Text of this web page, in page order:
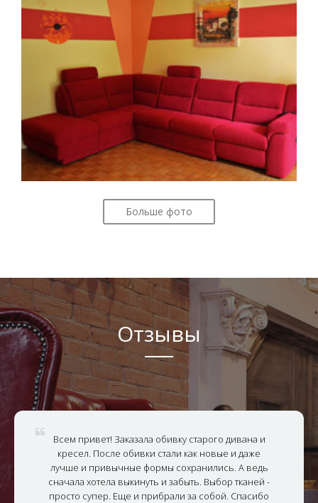
Больше фото
Отзывы
Всем привет! Заказала обивку старого дивана и
кресел. После обивки стали как новые и даже
лучше и привычные формы сохранились. А ведь
сначала хотела выкинуть и забыть. Выбор тканей -
просто супер. Еще и прибрали за собой. Спасибо